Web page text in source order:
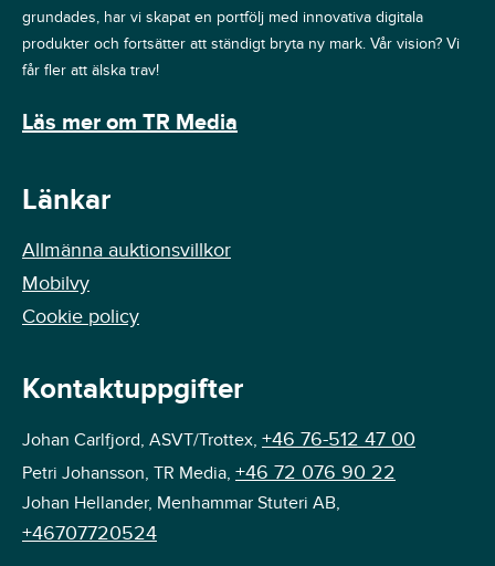
grundades, har vi skapat en portfölj med innovativa digitala
produkter och fortsätter att ständigt bryta ny mark. Vår vision? Vi
får fler att älska trav!
Läs mer om TR Media
Länkar
Allmänna auktionsvillkor
Mobilvy
Cookie policy
Kontaktuppgifter
Johan Carlfjord, ASVT/Trottex, +46 76-512 47 00
Petri Johansson, TR Media, +46 72 076 90 22
Johan Hellander, Menhammar Stuteri AB,
+46707720524